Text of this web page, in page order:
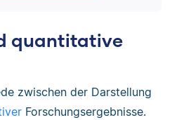
quantitative
zwischen der Darstellung
Forschungsergebnisse.